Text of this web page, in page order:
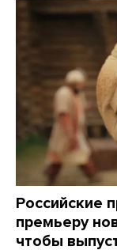
Российские
премьеру
чтобы